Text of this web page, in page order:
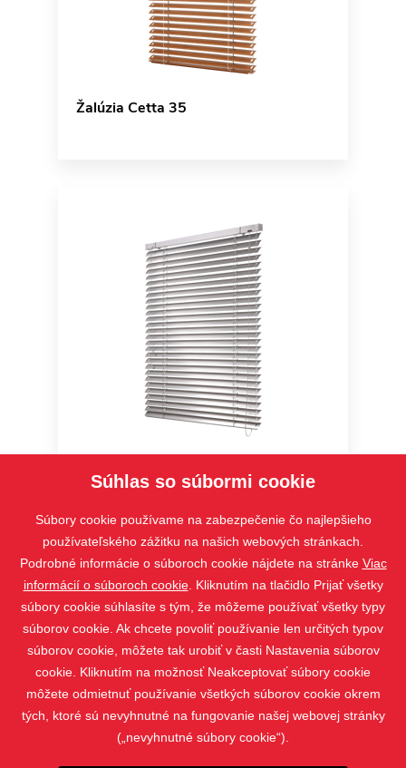
Žalúzia Cetta 35
Interiérová žalúzia Cetta 35,50 –
Economy
Súhlas so súbormi cookie
Súbory cookie používame na zabezpečenie čo najlepšieho
používateľského zážitku na našich webových stránkach.
Podrobné informácie o súboroch cookie nájdete na stránke Viac
informácií o súboroch cookie. Kliknutím na tlačidlo Prijať všetky
súbory cookie súhlasíte s tým, že môžeme používať všetky typy
súborov cookie. Ak chcete povoliť používanie len určitých typov
súborov cookie, môžete tak urobiť v časti Nastavenia súborov
cookie. Kliknutím na možnosť Neakceptovať súbory cookie
môžete odmietnuť používanie všetkých súborov cookie okrem
tých, ktoré sú nevyhnutné na fungovanie našej webovej stránky
(„nevyhnutné súbory cookie“).